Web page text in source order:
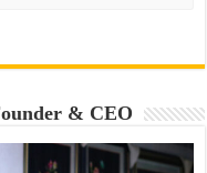
& CEO